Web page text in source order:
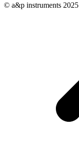
© a&p instruments 2025